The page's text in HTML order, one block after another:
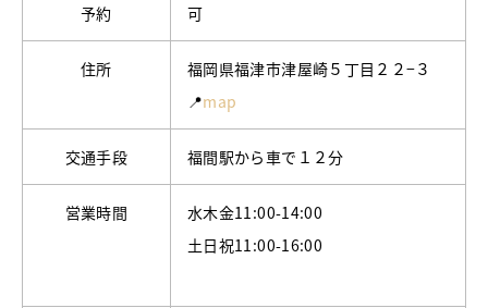
予約 可
住所
福岡県福津市津屋崎５丁目２２−３
📍map
交通手段 福間駅から車で１２分
営業時間
水木金11:00-14:00
土日祝11:00-16:00